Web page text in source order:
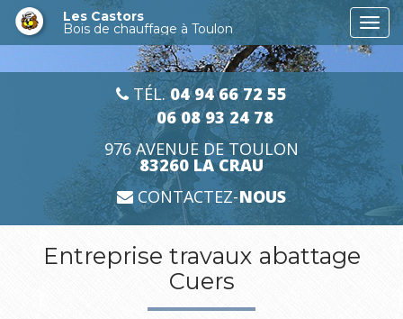
Aller
contenu
Les Castors
Bois de chauffage à Toulon
TÉL. 04 94 66 72 55
06 08 93 24 78
976 AVENUE DE TOULON
83260 LA CRAU
CONTACTEZ-NOUS
Entreprise travaux abattage
Cuers